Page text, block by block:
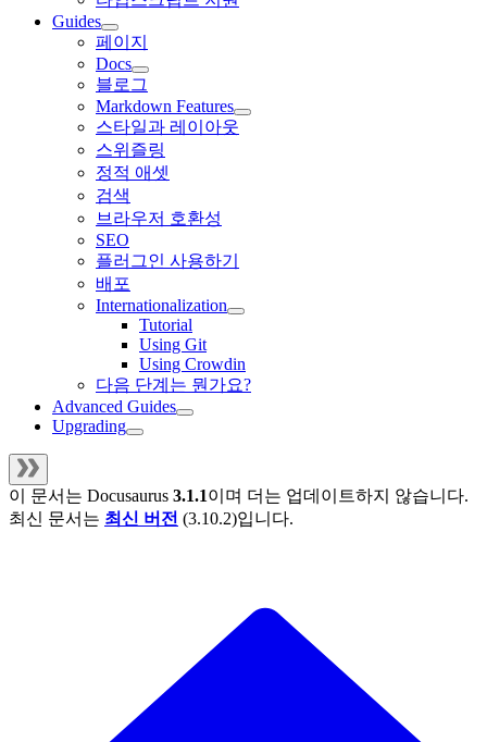
Guides
페이지
Docs
블로그
Markdown Features
스타일과 레이아웃
스위즐링
정적 애셋
검색
브라우저 호환성
SEO
플러그인 사용하기
배포
Internationalization
Tutorial
Using Git
Using Crowdin
다음 단계는 뭔가요?
Advanced Guides
Upgrading
이 문서는 Docusaurus 3.1.1이며 더는 업데이트하지 않습니다.
최신 문서는 최신 버전 (3.10.2)입니다.